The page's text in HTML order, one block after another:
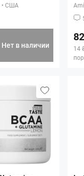
• США
Нет в наличии
14